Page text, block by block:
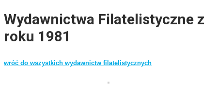
Wydawnictwa Filatelistyczne z
roku 1981
wróć do wszystkich wydawnictw filatelistycznych